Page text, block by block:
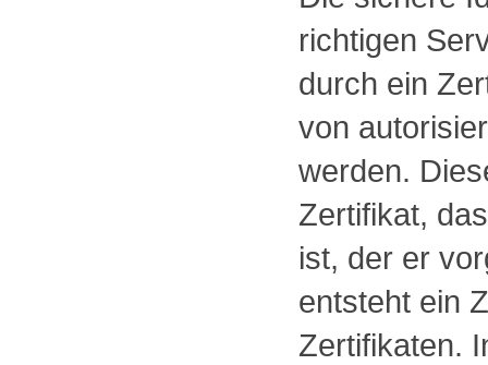
richtigen
durch ein
von
werden.
Zertifikat,
ist, der er
entsteht ein
Zertifikaten.